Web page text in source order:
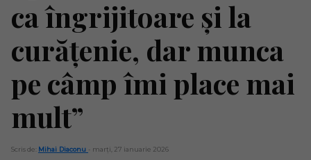
ca îngrijitoare și la
curățenie, dar munca
pe câmp îmi place mai
mult”
Scris de: Mihai Diaconu - marți, 27 ianuarie 2026